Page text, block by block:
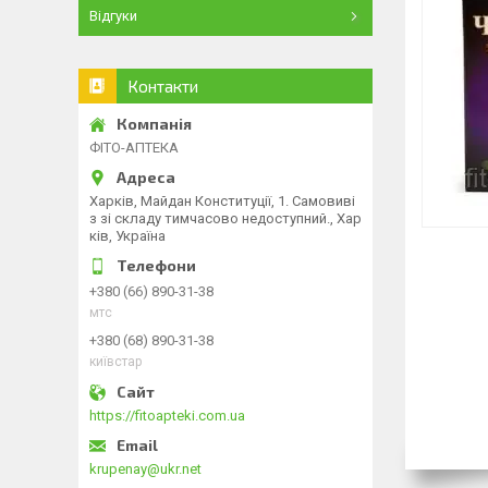
Відгуки
Контакти
ФІТО-АПТЕКА
Харків, Майдан Конституції, 1. Самовиві
з зі складу тимчасово недоступний., Хар
ків, Україна
+380 (66) 890-31-38
мтс
+380 (68) 890-31-38
київстар
https://fitoapteki.com.ua
krupenay@ukr.net